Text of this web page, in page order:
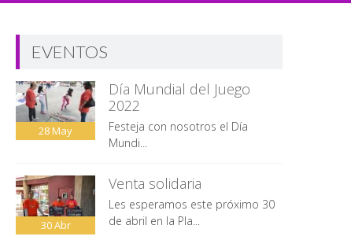
EVENTOS
28May
Día Mundial del Juego
2022
Festeja con nosotros el Día
Mundi...
30Abr
Venta solidaria
Les esperamos este próximo 30
de abril en la Pla...